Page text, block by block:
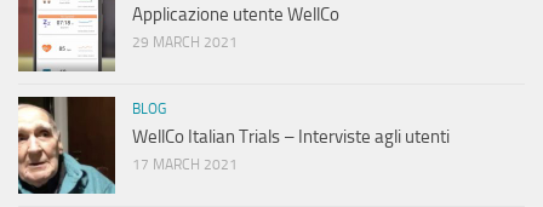
Applicazione utente WellCo
29 MARCH 2021
BLOG
WellCo Italian Trials – Interviste agli utenti
17 MARCH 2021